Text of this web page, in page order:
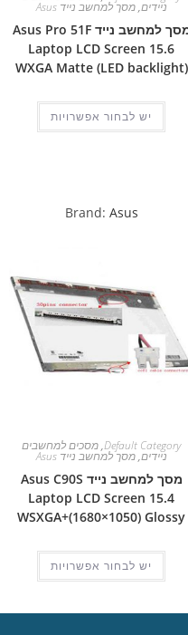
ניידים,מסך למחשב נייד Asus
מסך למחשב נייד Asus Pro 51F
Laptop LCD Screen 15.6
WXGA Matte (LED backlight)
יש לבחור אפשרויות
Brand: Asus
Default Category
,מסכים למחשבים
ניידים,מסך למחשב נייד Asus
מסך למחשב נייד Asus C90S
Laptop LCD Screen 15.4
WSXGA+(1680×1050) Glossy
יש לבחור אפשרויות